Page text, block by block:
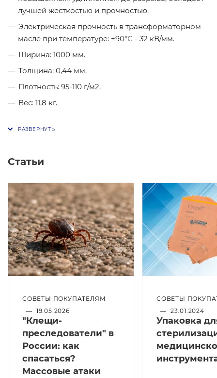
лучшей жесткостью и прочностью.
Электрическая прочность в трансформаторном
масле при температуре: +90°С - 32 кВ/мм.
Ширина: 1000 мм.
Толщина: 0,44 мм.
Плотность: 95-110 г/м2.
Вес: 11,8 кг.
Статьи
СОВЕТЫ ПОКУПАТЕЛЯМ
— 19.05.2026
"Клещи-
преследователи" в
России: как
спасаться?
Массовые атаки
СОВЕТЫ
— 23.01.2024
Упаковка